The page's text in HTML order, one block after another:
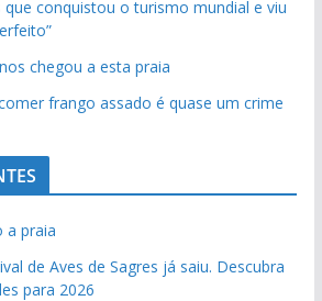
que conquistou o turismo mundial e viu
chegou a esta praia
frango assado é quase um crime
a praia
de Aves de Sagres já saiu. Descubra
para 2026